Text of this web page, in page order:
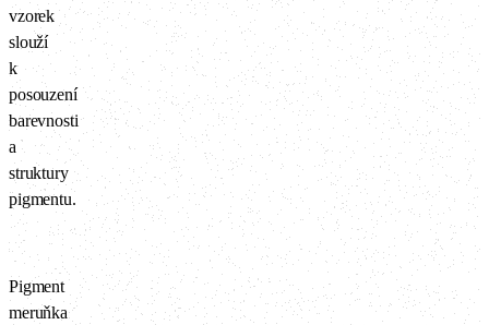
vzorek
slouží
k
posouzení
barevnosti
a
struktury
pigmentu.
Pigment
meruňka